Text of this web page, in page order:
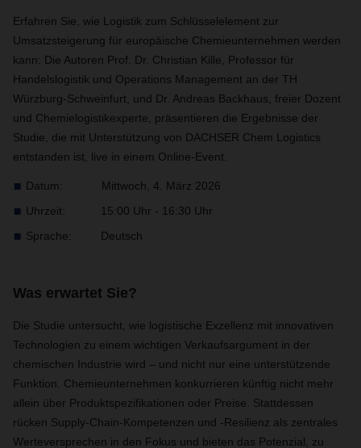
Erfahren Sie, wie Logistik zum Schlüsselelement zur
Umsatzsteigerung für europäische Chemieunternehmen werden
kann: Die Autoren Prof. Dr. Christian Kille, Professor für
Handelslogistik und Operations Management an der TH
Würzburg-Schweinfurt, und Dr. Andreas Backhaus, freier Dozent
und Chemielogistikexperte, präsentieren die Ergebnisse der
Studie, die mit Unterstützung von DACHSER Chem Logistics
entstanden ist, live in einem Online-Event.
Datum: Mittwoch, 4. März 2026
Uhrzeit: 15:00 Uhr - 16:30 Uhr
Sprache: Deutsch
Was erwartet Sie?
Die Studie untersucht, wie logistische Exzellenz mit innovativen
Technologien zu einem wichtigen Verkaufsargument in der
chemischen Industrie wird – und nicht nur eine unterstützende
Funktion. Chemieunternehmen konkurrieren künftig nicht mehr
allein über Produktspezifikationen oder Preise. Stattdessen
rücken Supply-Chain-Kompetenzen und ‑Resilienz als zentrales
Werteversprechen in den Fokus und bieten das Potenzial, zu